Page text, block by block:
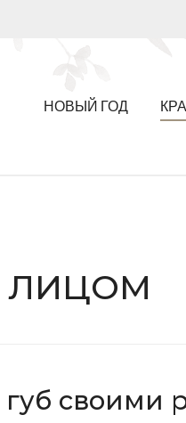
НОВЫЙ ГОД
ЛИЦОМ
своими